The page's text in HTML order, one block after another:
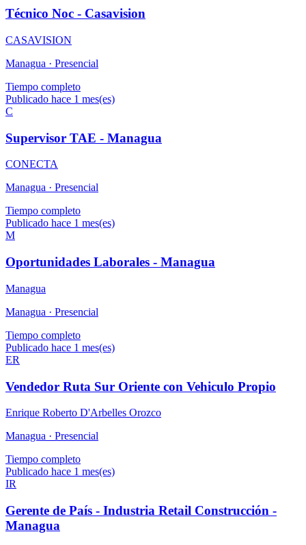
Técnico Noc - Casavision
CASAVISION
Managua · Presencial
Tiempo completo
Publicado hace 1 mes(es)
C
Supervisor TAE - Managua
CONECTA
Managua · Presencial
Tiempo completo
Publicado hace 1 mes(es)
M
Oportunidades Laborales - Managua
Managua
Managua · Presencial
Tiempo completo
Publicado hace 1 mes(es)
ER
Vendedor Ruta Sur Oriente con Vehiculo Propio
Enrique Roberto D'Arbelles Orozco
Managua · Presencial
Tiempo completo
Publicado hace 1 mes(es)
IR
Gerente de País - Industria Retail Construcción -
Managua